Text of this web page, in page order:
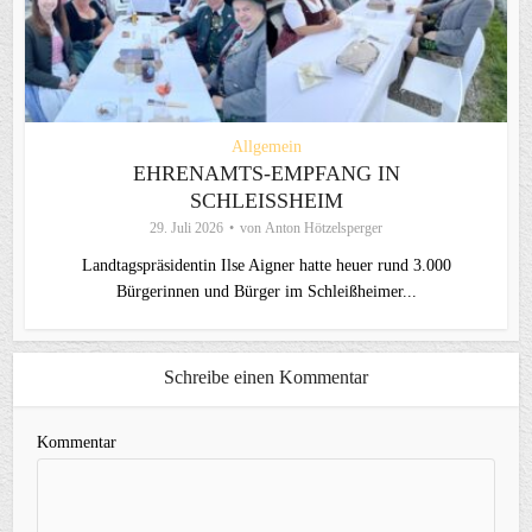
Allgemein
EHRENAMTS-EMPFANG IN
SCHLEISSHEIM
29. Juli 2026 von Anton Hötzelsperger
Landtagspräsidentin Ilse Aigner hatte heuer rund 3.000
Bürgerinnen und Bürger im Schleißheimer...
Schreibe einen Kommentar
Kommentar